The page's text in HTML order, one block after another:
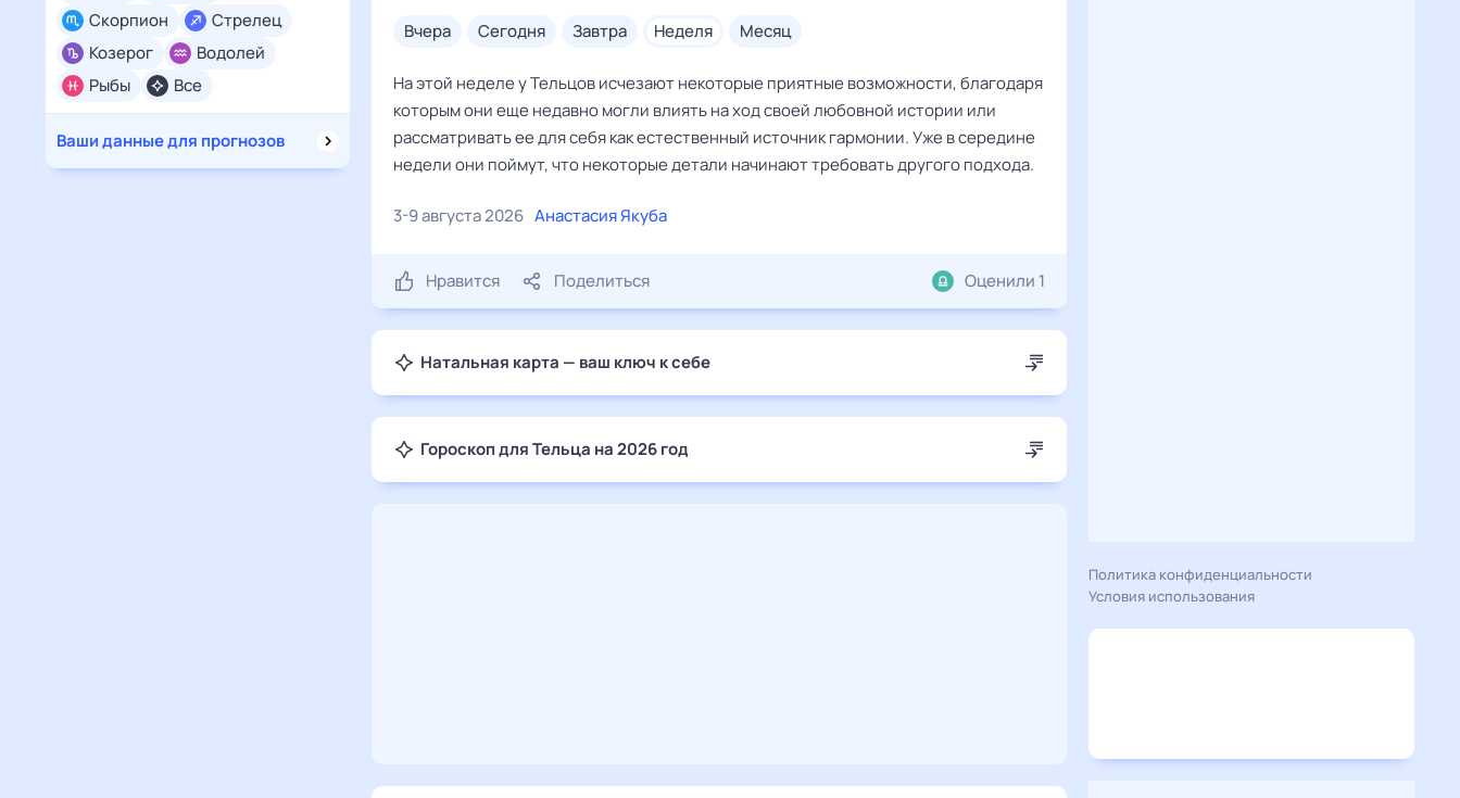
Все
Скорпион
Стрелец
Козерог
Водолей
Рыбы
Ваши данные для прогнозов
вчера сегодня завтра неделя месяц
На этой неделе у Тельцов исчезают некоторые приятные возможности, благодаря
которым они еще недавно могли влиять на ход своей любовной истории или
рассматривать ее для себя как естественный источник гармонии. Уже в середине
недели они поймут, что некоторые детали начинают требовать другого подхода.
3-9 августа 2026 Анастасия Якуба
Нравится Поделиться Оценили 1
Натальная карта — ваш ключ к себе
Гороскоп для Тельца на 2026 год
Политика конфиденциальности
Условия использования